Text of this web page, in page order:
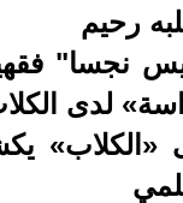
رحيم
نجسا"
لدى
«الكلاب»